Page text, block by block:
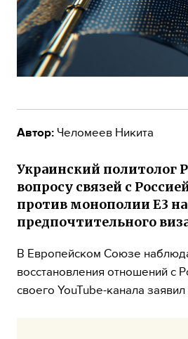
Автор: Челомеев Никита
Украинский политолог
вопросу связей с
против монополии Е3
предпочтительного
В Европейском Союзе
восстановления отношений с
своего YouTube-канала